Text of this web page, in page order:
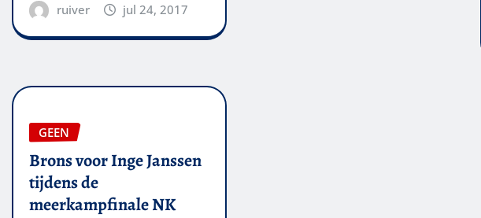
ruiver jul 24, 2017
GEEN
Brons voor Inge Janssen
tijdens de
meerkampfinale NK